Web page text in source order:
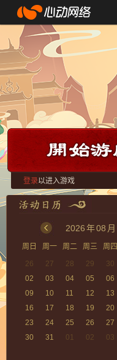
登录以进入游戏
2026年08 月
周日 周一 周二 周三 周四
26
27 28 29 30
02
03 04 05 06
09
10 11 12 13
16
17 18 19 20
23
24 25 26 27
30
31 01 02 03